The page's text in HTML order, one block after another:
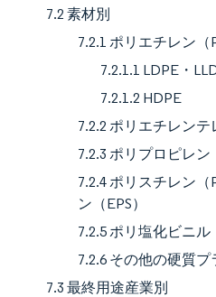
7.2 素材別
7.2.1 ポリエチレン（
7.2.1.1 LDPE・
7.2.1.2 HDPE
7.2.2 ポリエチレンテ
7.2.3 ポリプロピレン
7.2.4 ポリスチレン
ン（EPS）
7.2.5 ポリ塩化ビニル
7.2.6 その他の硬質
7.3 最終用途産業別